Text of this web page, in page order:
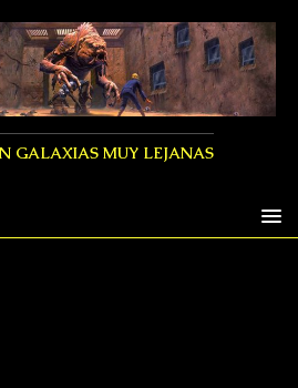
GALAXIAS MUY LEJANAS